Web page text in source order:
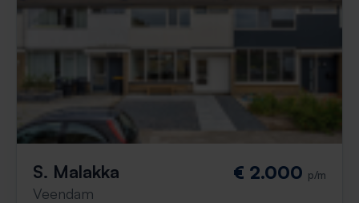
S. Malakka
Veendam
€ 2.000 p/m